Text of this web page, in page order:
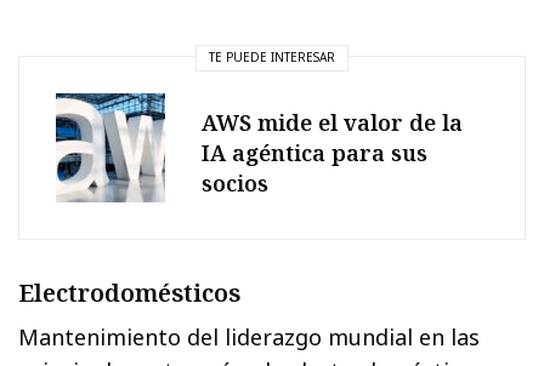
TE PUEDE INTERESAR
AWS mide el valor de la
IA agéntica para sus
socios
Electrodomésticos
Mantenimiento del liderazgo mundial en las